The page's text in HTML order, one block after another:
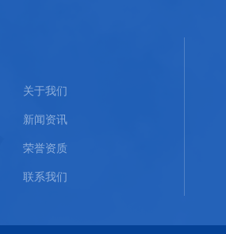
关于我们
新闻资讯
荣誉资质
联系我们